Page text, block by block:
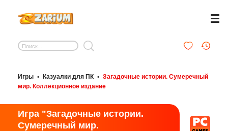
Игры • Казуалки для ПК • Загадочные истории. Сумеречный
мир. Коллекционное издание
Игра "Загадочные истории.
Сумеречный мир.